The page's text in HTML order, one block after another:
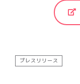
プレスリリース